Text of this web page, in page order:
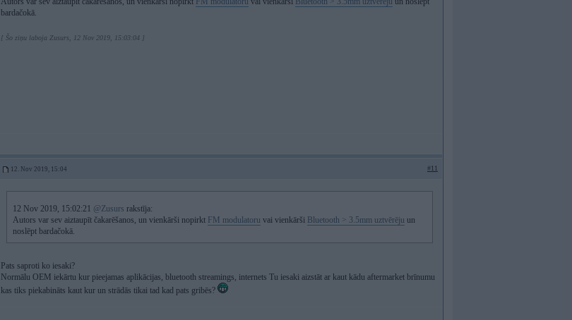
bardačokā.
[ Šo ziņu laboja Zusurs, 12 Nov 2019, 15:03:04 ]
12. Nov 2019, 15:04 #11
12 Nov 2019, 15:02:21 @Zusurs rakstīja:
Autors var sev aiztaupīt čakarēšanos, un vienkārši nopirkt FM modulatoru vai vienkārši Bluetooth > 3.5mm uztvērēju un
noslēpt bardačokā.
Pats saproti ko iesaki?
Normālu OEM iekārtu kur pieejamas aplikācijas, bluetooth streamings, internets Tu iesaki aizstāt ar kaut kādu aftermarket brīnumu
kas tiks piekabināts kaut kur un strādās tikai tad kad pats gribēs?